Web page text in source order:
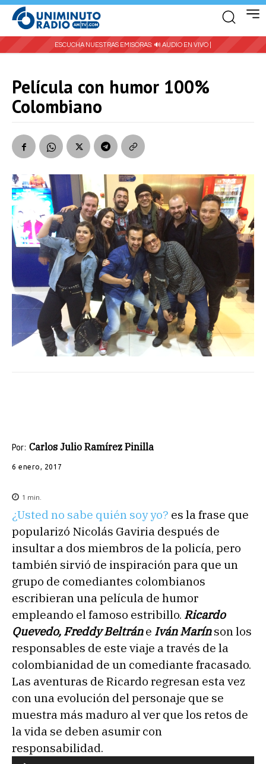
ESCUCHA NUESTRAS EMISORAS: 🔊 AUDIO EN VIVO |
Película con humor 100%
Colombiano
Por: Carlos Julio Ramírez Pinilla
6 enero, 2017
1 min.
¿Usted no sabe quién soy yo? es la frase que
popularizó Nicolás Gaviria después de
insultar a dos miembros de la policía, pero
también sirvió de inspiración para que un
grupo de comediantes colombianos
escribieran una película de humor
empleando el famoso estribillo. Ricardo
Quevedo, Freddy Beltráne Iván Marínson los
responsables de este viaje a través de la
colombianidad de un comediante fracasado.
Las aventuras de Ricardo regresan esta vez
con una evolución del personaje que se
muestra más maduro al ver que los retos de
la vida se deben asumir con
responsabilidad.